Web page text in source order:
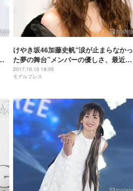
けやき坂46加藤史帆“涙が止まらなかっ
た夢の舞台”メンバーの優しさ、最近の
美容事情も＜モデルプレスインタビュ
ー＞
2017.10.10 18:05
モデルプレス